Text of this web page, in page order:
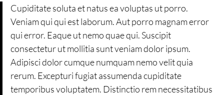
Cupiditate soluta et natus ea voluptas ut porro.
Veniam qui qui est laborum. Aut porro magnam error
qui error. Eaque ut nemo quae qui. Suscipit
consectetur ut mollitia sunt veniam dolor ipsum.
Adipisci dolor cumque numquam nemo velit quia
rerum. Excepturi fugiat assumenda cupiditate
temporibus voluptatem. Distinctio rem necessitatibus